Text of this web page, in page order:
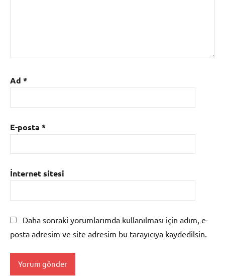
Ad *
E-posta *
İnternet sitesi
Daha sonraki yorumlarımda kullanılması için adım, e-
posta adresim ve site adresim bu tarayıcıya kaydedilsin.